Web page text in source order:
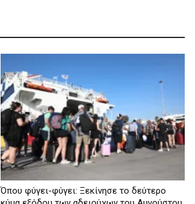
Όπου φύγει-φύγει: Ξεκίνησε το δεύτερο